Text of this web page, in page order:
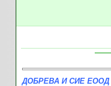
ДОБРЕВА И СИЕ ЕООД